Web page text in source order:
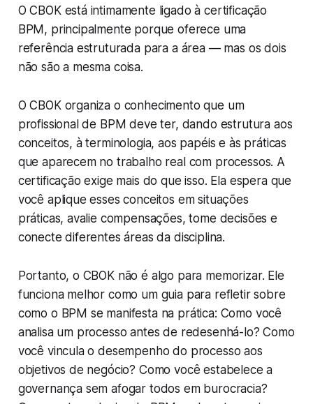
O CBOK está intimamente ligado à certificação
BPM, principalmente porque oferece uma
referência estruturada para a área — mas os dois
não são a mesma coisa.
O CBOK organiza o conhecimento que um
profissional de BPM deve ter, dando estrutura aos
conceitos, à terminologia, aos papéis e às práticas
que aparecem no trabalho real com processos. A
certificação exige mais do que isso. Ela espera que
você aplique esses conceitos em situações
práticas, avalie compensações, tome decisões e
conecte diferentes áreas da disciplina.
Portanto, o CBOK não é algo para memorizar. Ele
funciona melhor como um guia para refletir sobre
como o BPM se manifesta na prática: Como você
analisa um processo antes de redesenhá-lo? Como
você vincula o desempenho do processo aos
objetivos de negócio? Como você estabelece a
governança sem afogar todos em burocracia?